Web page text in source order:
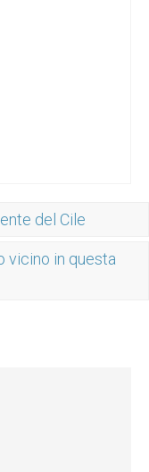
del Cile
vicino in questa